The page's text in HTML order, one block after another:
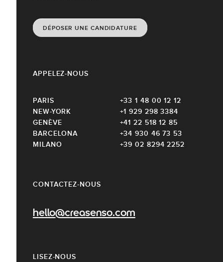
CONTACTEZ-NOUS
hello@creasenso.com
DÉPOSER UNE CANDIDATURE
LISEZ-NOUS
APPELEZ-NOUS
PARIS
+33 1 48 00 12 12
NEW-YORK
+1 929 298 3384
GENÈVE
+41 22 518 12 85
BARCELONA
+34 930 46 73 53
MILANO
+39 02 8294 2252